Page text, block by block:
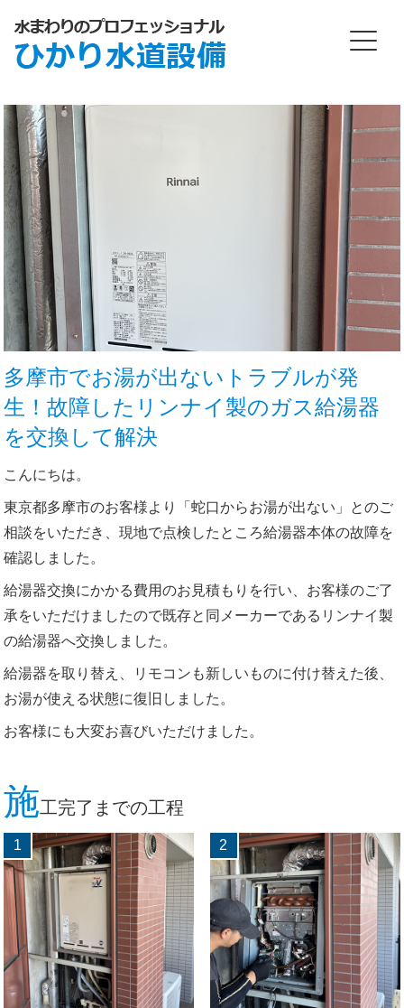
多摩市でお湯が出ないトラブルが発
生！故障したリンナイ製のガス給湯器
を交換して解決
こんにちは。
東京都多摩市のお客様より「蛇口からお湯が出ない」とのご
相談をいただき、現地で点検したところ給湯器本体の故障を
確認しました。
給湯器交換にかかる費用のお見積もりを行い、お客様のご了
承をいただけましたので既存と同メーカーであるリンナイ製
の給湯器へ交換しました。
給湯器を取り替え、リモコンも新しいものに付け替えた後、
お湯が使える状態に復旧しました。
お客様にも大変お喜びいただけました。
施工完了までの工程
1 2